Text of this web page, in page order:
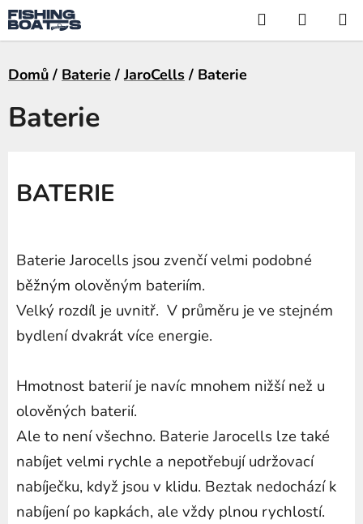
Přejít
na
obsah
Hledat
KOŠÍK
Domů / Baterie / JaroCells / Baterie
Baterie
BATERIE
Baterie Jarocells jsou zvenčí velmi podobné
běžným olověným bateriím.
Velký rozdíl je uvnitř. V průměru je ve stejném
bydlení dvakrát více energie.
Hmotnost baterií je navíc mnohem nižší než u
olověných baterií.
Ale to není všechno. Baterie Jarocells lze také
nabíjet velmi rychle a nepotřebují udržovací
nabíječku, když jsou v klidu. Beztak nedochází k
nabíjení po kapkách, ale vždy plnou rychlostí.